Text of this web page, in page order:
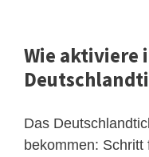
Wie aktiviere
Das
bekommen: Schritt